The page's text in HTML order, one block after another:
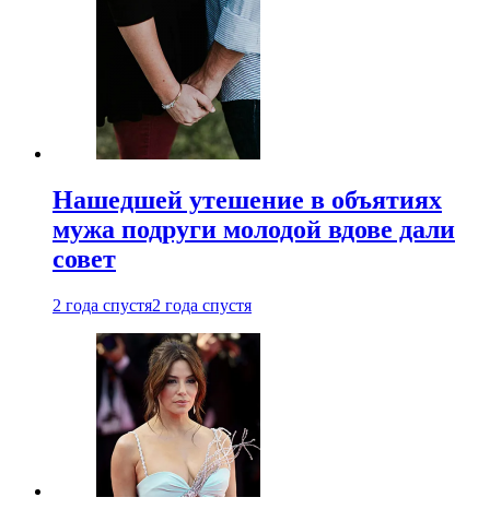
Нашедшей утешение в объятиях
мужа подруги молодой вдове дали
совет
2 года спустя2 года спустя